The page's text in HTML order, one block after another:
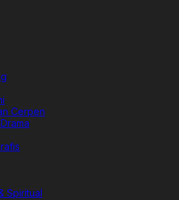
Cerpen
Spiritual